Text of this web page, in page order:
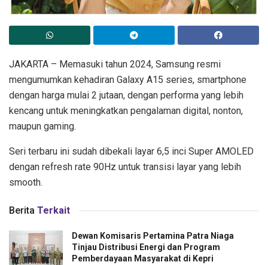
JAKARTA – Memasuki tahun 2024, Samsung resmi
mengumumkan kehadiran Galaxy A15 series, smartphone
dengan harga mulai 2 jutaan, dengan performa yang lebih
kencang untuk meningkatkan pengalaman digital, nonton,
maupun gaming.
Seri terbaru ini sudah dibekali layar 6,5 inci Super AMOLED
dengan refresh rate 90Hz untuk transisi layar yang lebih
smooth.
Berita Terkait
Dewan Komisaris Pertamina Patra Niaga
Tinjau Distribusi Energi dan Program
Pemberdayaan Masyarakat di Kepri